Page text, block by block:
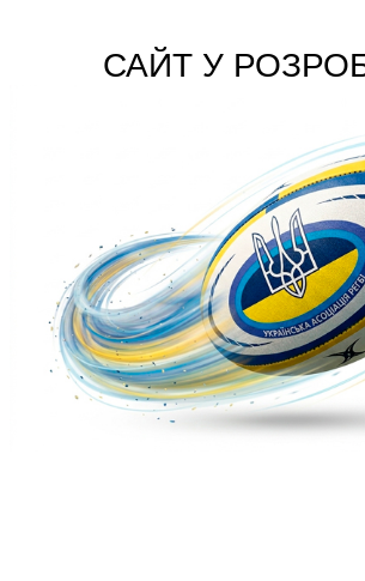
САЙТ У